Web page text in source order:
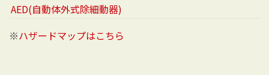
AED(自動体外式除細動器)
※ハザードマップはこちら